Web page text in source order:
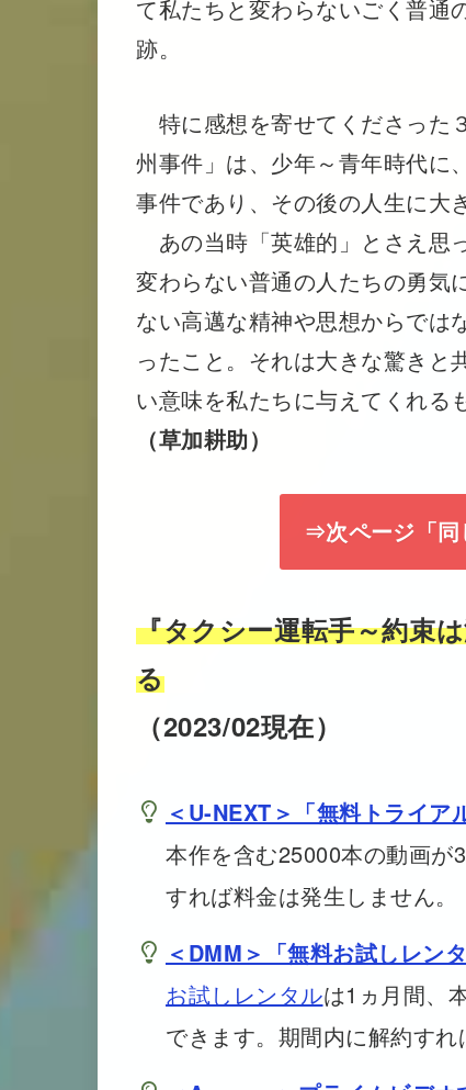
て私たちと変わらないごく普通
跡。
特に感想を寄せてくださった
州事件」は、少年～青年時代に
事件であり、その後の人生に大
あの当時「英雄的」とさえ思
変わらない普通の人たちの勇気
ない高邁な精神や思想からでは
ったこと。それは大きな驚きと
い意味を私たちに与えてくれる
（草加耕助）
⇒次ページ「同
『タクシー運転手～約束
る
（2023/02現在）
＜U-NEXT＞「無料トライア
本作を含む25000本の動画が
すれば料金は発生しません。
＜DMM＞「無料お試しレン
お試しレンタルは1ヵ月間、
できます。期間内に解約すれ